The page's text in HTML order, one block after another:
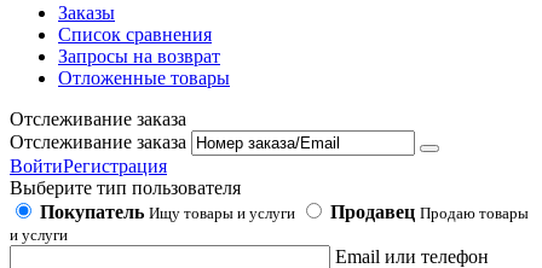
Заказы
Список сравнения
Запросы на возврат
Отложенные товары
Отслеживание заказа
Отслеживание заказа
ВойтиРегистрация
Выберите тип пользователя
Покупатель Ищу товары и услуги Продавец Продаю товары
и услуги
Email или телефон